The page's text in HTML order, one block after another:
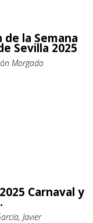
de la Semana
Sevilla 2025
Morgado
Carnaval y
Javier